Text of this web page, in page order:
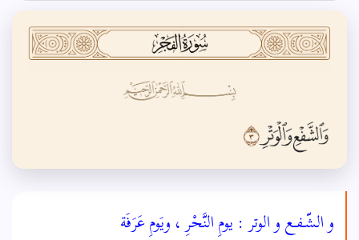
و الشّـفـع و الوتر : يومِ النَّحْرِ ، ويَومِ عَرَفَة